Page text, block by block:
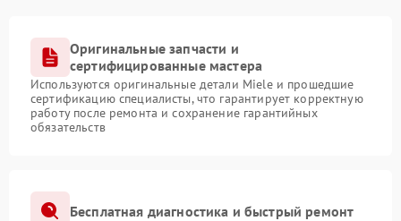
Оригинальные запчасти и
сертифицированные мастера
Используются оригинальные детали Miele и прошедшие
сертификацию специалисты, что гарантирует корректную
работу после ремонта и сохранение гарантийных
обязательств
Бесплатная диагностика и быстрый ремонт